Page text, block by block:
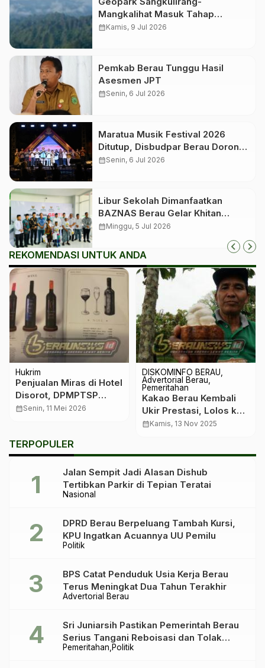
Mangkalihat Masuk Tahap
Verifikasi Lapangan untuk
calendar_monthKamis, 9 Jul 2026
Pemkab Berau Tunggu Hasil
Asesmen JPT
calendar_monthSenin, 6 Jul 2026
Maratua Musik Festival 2026
Ditutup, Disbudpar Berau Dorong
Event Jadi Pengungkit Pariwisata
calendar_monthSenin, 6 Jul 2026
Libur Sekolah Dimanfaatkan
BAZNAS Berau Gelar Khitan
Massal bagi 350 Anak
calendar_monthMinggu, 5 Jul 2026
REKOMENDASI UNTUK ANDA
Hukrim
Penjualan Miras di Hotel
Disorot, DPMPTSP
Berau Tegaskan Tak
calendar_monthSenin, 11 Mei 2026
DISKOMINFO BERAU
Advertorial Berau
Pemeritahan
Kakao Berau Kembali
Ukir Prestasi, Lolos ke
Kompetisi Dunia di Italia
calendar_monthKamis, 13 Nov 2025
TERPOPULER
Nasional
Jalan Sempit Jadi Alasan Dishub
Tertibkan Parkir di Tepian Teratai
Politik
DPRD Berau Berpeluang Tambah Kursi,
KPU Ingatkan Acuannya UU Pemilu
Advertorial Berau
BPS Catat Penduduk Usia Kerja Berau
Terus Meningkat Dua Tahun Terakhir
Pemeritahan Politik
Sri Juniarsih Pastikan Pemerintah Berau
Serius Tangani Reboisasi dan Tolak
Praktik Ilegal